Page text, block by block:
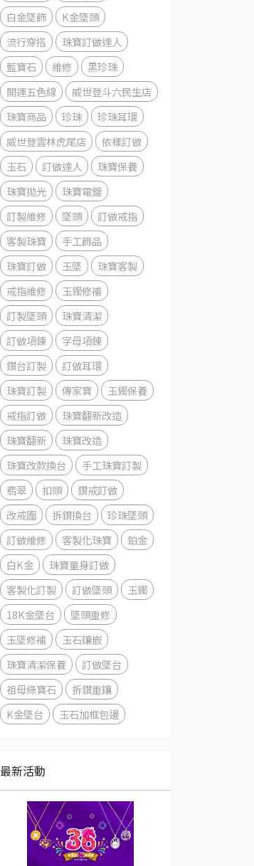
白金墜飾
K金墜頭
流行穿搭
珠寶訂做達人
藍寶石
維修
黑珍珠
開運五色線
威世登斗六民生店
珠寶商品
珍珠
珍珠耳環
威世登雲林虎尾店
依樣訂做
玉石
訂做達人
珠寶保養
珠寶拋光
珠寶電鍍
訂製維修
墜頭
訂做戒指
客製珠寶
手工飾品
珠寶訂做
玉墜
珠寶客製
戒指維修
玉鐲修補
訂製墜頭
珠寶清潔
訂做項鍊
字母項鍊
鑽台訂製
訂做耳環
珠寶訂製
傳家寶
玉鐲保養
戒指訂做
珠寶翻新改造
珠寶翻新
珠寶改造
珠寶改款換台
手工珠寶訂製
翡翠
扣頭
鑽戒訂做
改戒圍
拆鑽換台
珍珠墜頭
訂做維修
客製化珠寶
鉑金
白K金
珠寶量身訂做
客製化訂製
訂做墜頭
玉鐲
18K金墜台
墜頭重修
玉墜修補
玉石鑲嵌
珠寶清潔保養
訂做墜台
祖母綠寶石
拆鑽重鑲
K金墜台
玉石加框包邊
最新活動